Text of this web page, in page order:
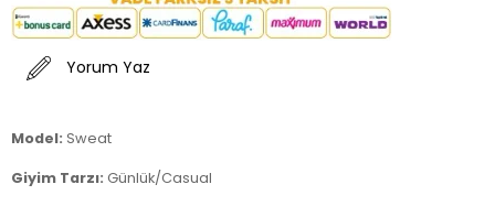
Yorum Yaz
Model: Sweat
Giyim Tarzı: Günlük/Casual